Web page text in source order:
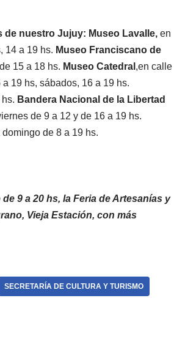
nuestro Jujuy: Museo Lavalle, en
14 a 19 hs. Museo Franciscano de
15 a 18 hs. Museo Catedral ,en calle
19 hs, sábados, 16 a 19 hs.
Bandera Nacional de la Libertad
de 9 a 12 y de 16 a 19 hs.
de 8 a 19 hs.
9 a 20 hs, la Feria de Artesanías y
Vieja Estación, con más
SECRETARÍA DE CULTURA Y TURISMO